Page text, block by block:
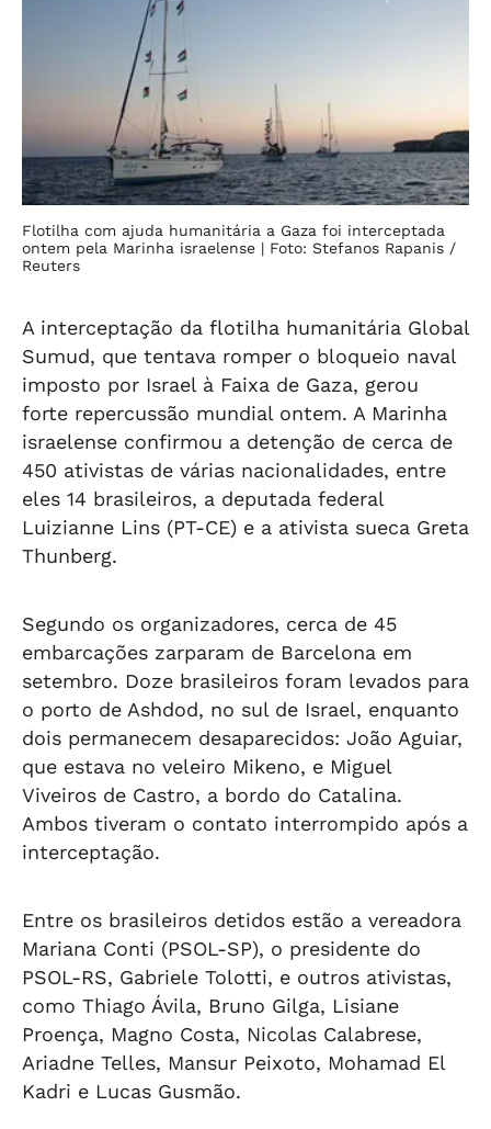
Flotilha com ajuda humanitária a Gaza foi interceptada
ontem pela Marinha israelense | Foto: Stefanos Rapanis /
Reuters
A interceptação da flotilha humanitária Global
Sumud, que tentava romper o bloqueio naval
imposto por Israel à Faixa de Gaza, gerou
forte repercussão mundial ontem. A Marinha
israelense confirmou a detenção de cerca de
450 ativistas de várias nacionalidades, entre
eles 14 brasileiros, a deputada federal
Luizianne Lins (PT-CE) e a ativista sueca Greta
Thunberg.
Segundo os organizadores, cerca de 45
embarcações zarparam de Barcelona em
setembro. Doze brasileiros foram levados para
o porto de Ashdod, no sul de Israel, enquanto
dois permanecem desaparecidos: João Aguiar,
que estava no veleiro Mikeno, e Miguel
Viveiros de Castro, a bordo do Catalina.
Ambos tiveram o contato interrompido após a
interceptação.
Entre os brasileiros detidos estão a vereadora
Mariana Conti (PSOL-SP), o presidente do
PSOL-RS, Gabriele Tolotti, e outros ativistas,
como Thiago Ávila, Bruno Gilga, Lisiane
Proença, Magno Costa, Nicolas Calabrese,
Ariadne Telles, Mansur Peixoto, Mohamad El
Kadri e Lucas Gusmão.